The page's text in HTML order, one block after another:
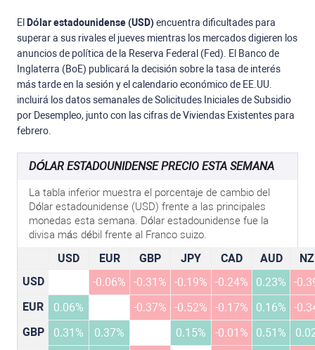
El Dólar estadounidense (USD)encuentra dificultades para
superar a sus rivales el jueves mientras los mercados digieren los
anuncios de política de la Reserva Federal (Fed). El Banco de
Inglaterra (BoE) publicará la decisión sobre la tasa de interés
más tarde en la sesión y el calendario económico de EE.UU.
incluirá los datos semanales de Solicitudes Iniciales de Subsidio
por Desempleo, junto con las cifras de Viviendas Existentes para
febrero.
DÓLAR ESTADOUNIDENSE PRECIO ESTA SEMANA
La tabla inferior muestra el porcentaje de cambio del
Dólar estadounidense (USD) frente a las principales
monedas esta semana. Dólar estadounidense fue la
divisa más débil frente al Franco suizo.
USD EUR GBP JPY CAD AUD
USD
-0.06% -0.31% -0.19% -0.24% 0.23%
-
EUR
0.06% -0.37% -0.52% -0.17% 0.16%
-
GBP
0.31% 0.37% 0.15% -0.01% 0.51%